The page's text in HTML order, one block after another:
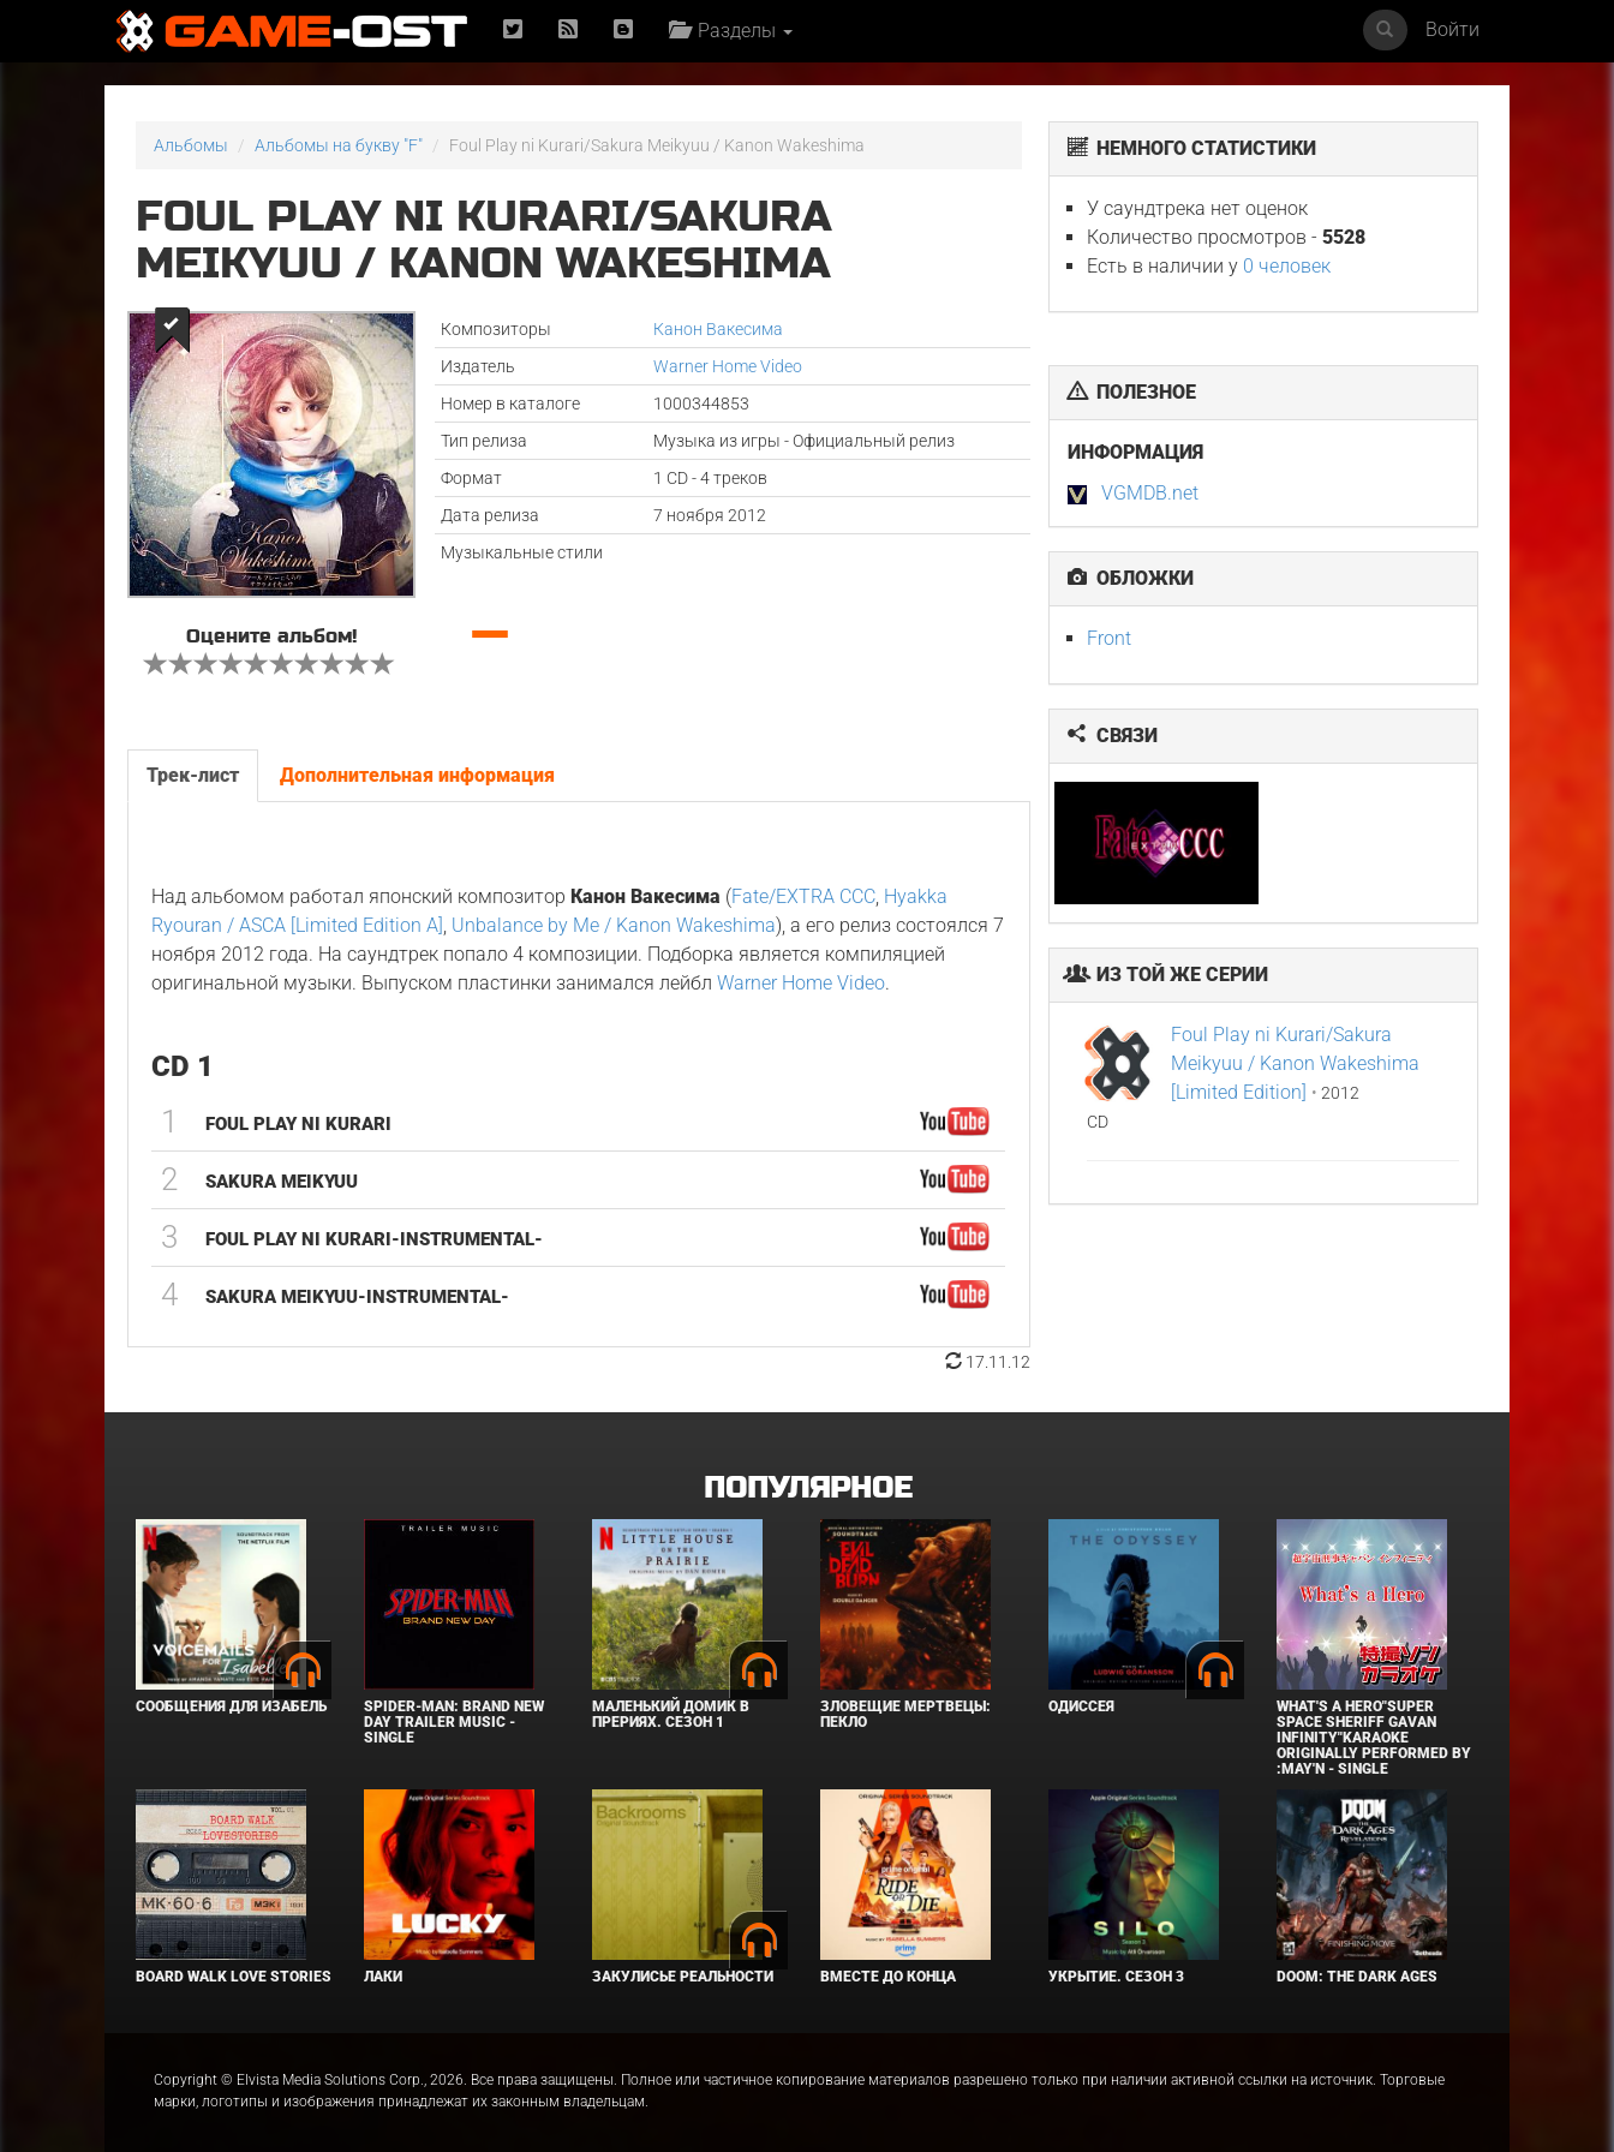
Разделы Войти
Альбомы Альбомы на букву "F" Foul Play ni Kurari/Sakura Meikyuu / Kanon Wakeshima
FOUL PLAY NI KURARI/SAKURA
MEIKYUU / KANON WAKESHIMA
Композиторы
Канон Вакесима
Издатель
Warner Home Video
Номер в каталоге
1000344853
Тип релиза
Музыка из игры - Официальный релиз
Формат
1 CD - 4 треков
Дата релиза
7 ноября 2012
Музыкальные стили
Оцените альбом! —
Трек-лист Дополнительная информация
Над альбомом работал японский композиторКанон Вакесима (Fate/EXTRA CCC, Hyakka
Ryouran / ASCA [Limited Edition A], Unbalance by Me / Kanon Wakeshima), а его релиз состоялся 7
ноября 2012 года. На саундтрек попало 4 композиции. Подборка является компиляцией
оригинальной музыки. Выпуском пластинки занимался лейблWarner Home Video.
CD 1
1 FOUL PLAY NI KURARI
2 SAKURA MEIKYUU
3 FOUL PLAY NI KURARI-INSTRUMENTAL-
4 SAKURA MEIKYUU-INSTRUMENTAL-
17.11.12
НЕМНОГО СТАТИСТИКИ
У саундтрека нет оценок
Количество просмотров -5528
Есть в наличии у 0 человек
ПОЛЕЗНОЕ
ИНФОРМАЦИЯ
VGMDB.net
ОБЛОЖКИ
Front
СВЯЗИ
ИЗ ТОЙ ЖЕ СЕРИИ
Foul Play ni Kurari/Sakura
Meikyuu / Kanon Wakeshima
[Limited Edition]
• 2012
CD
ПОПУЛЯРНОЕ
СООБЩЕНИЯ ДЛЯ ИЗАБЕЛЬ
SPIDER-MAN: BRAND NEW
DAY TRAILER MUSIC -
SINGLE
МАЛЕНЬКИЙ ДОМИК В
ПРЕРИЯХ. СЕЗОН 1
ЗЛОВЕЩИЕ МЕРТВЕЦЫ:
ПЕКЛО
ОДИССЕЯ
WHAT'S A HERO"SUPER
SPACE SHERIFF GAVAN
INFINITY"KARAOKE
ORIGINALLY PERFORMED BY
:MAY'N - SINGLE
BOARD WALK LOVE STORIES ЛАКИ ЗАКУЛИСЬЕ РЕАЛЬНОСТИ ВМЕСТЕ ДО КОНЦА УКРЫТИЕ. СЕЗОН 3 DOOM: THE DARK AGES
Copyright © Elvista Media Solutions Corp., 2026. Все права защищены. Полное или частичное копирование материалов разрешено только при наличии активной ссылки на источник. Торговые
марки, логотипы и изображения принадлежат их законным владельцам.